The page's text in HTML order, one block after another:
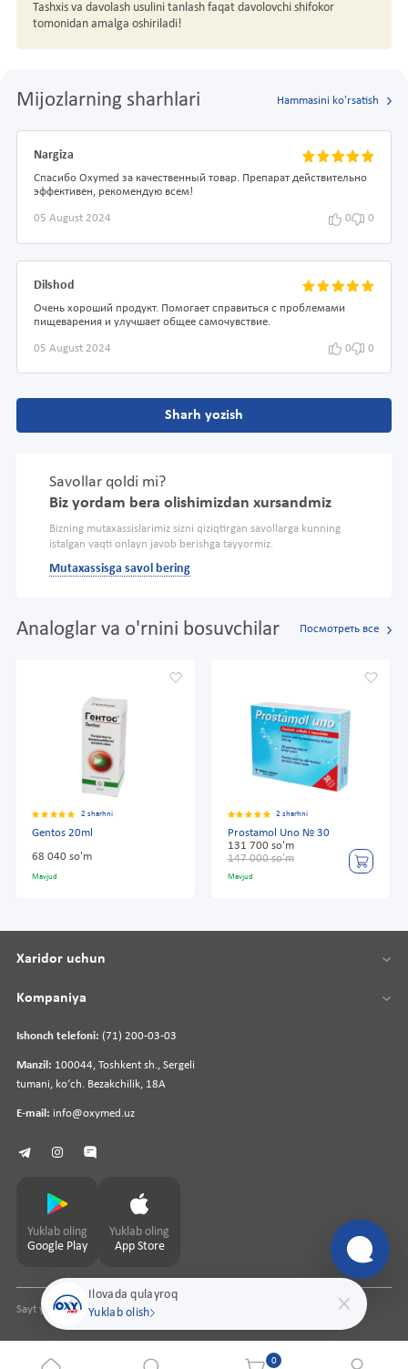
Tashxis va davolash usulini tanlash faqat davolovchi shifokor
tomonidan amalga oshiriladi!
Mijozlarning sharhlari Hammasini ko'rsatish
Nargiza
Спасибо Oxymed за качественный товар. Препарат действительно
эффективен, рекомендую всем!
05 August 2024 0 0
Dilshod
Очень хороший продукт. Помогает справиться с проблемами
пищеварения и улучшает общее самочувствие.
05 August 2024 0 0
Sharh yozish
Savollar qoldi mi?
Biz yordam bera olishimizdan xursandmiz
Bizning mutaxassislarimiz sizni qiziqtirgan savollarga kunning
istalgan vaqti onlayn javob berishga tayyormiz.
Mutaxassisga savol bering
Analoglar va o'rnini bosuvchilar Посмотреть все
2 sharhni
Gentos 20ml
68 040 so'm
Mavjud
2 sharhni
Prostamol Uno № 30
131 700 so'm
147 000 so'm
Mavjud
Ilovada qulayroq
Yuklab olish
Ishonch telefoni: (71) 200-03-03
Manzil: 100044, Toshkent sh., Sergeli
tumani, koʻch. Bezakchilik, 18A
E-mail: info@oxymed.uz
Xaridor uchun
Kompaniya
Yuklab oling
Google Play
Yuklab oling
App Store
Sayt yaratuvchipharmit.uz
0